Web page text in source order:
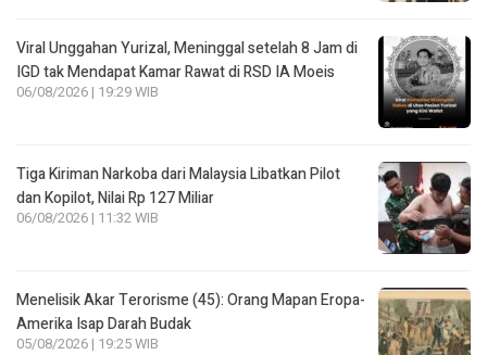
Viral Unggahan Yurizal, Meninggal setelah 8 Jam di
IGD tak Mendapat Kamar Rawat di RSD IA Moeis
06/08/2026 | 19:29 WIB
Tiga Kiriman Narkoba dari Malaysia Libatkan Pilot
dan Kopilot, Nilai Rp 127 Miliar
06/08/2026 | 11:32 WIB
Menelisik Akar Terorisme (45): Orang Mapan Eropa-
Amerika Isap Darah Budak
05/08/2026 | 19:25 WIB